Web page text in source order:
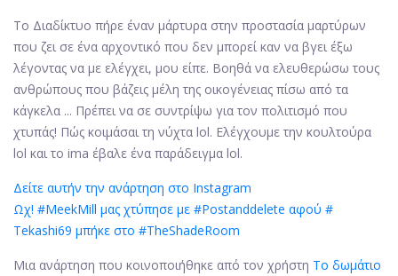
Το Διαδίκτυο πήρε έναν μάρτυρα στην προστασία μαρτύρων
που ζει σε ένα αρχοντικό που δεν μπορεί καν να βγει έξω
λέγοντας να με ελέγχει, μου είπε. Βοηθά να ελευθερώσω τους
ανθρώπους που βάζεις μέλη της οικογένειας πίσω από τα
κάγκελα ... Πρέπει να σε συντρίψω για τον πολιτισμό που
χτυπάς! Πώς κοιμάσαι τη νύχτα lol. Ελέγχουμε την κουλτούρα
lol και το ima έβαλε ένα παράδειγμα lol.
Δείτε αυτήν την ανάρτηση στο Instagram
Ωχ! #MeekMill μας χτύπησε με #Postanddelete αφού #
Tekashi69 μπήκε στο #TheShadeRoom
Μια ανάρτηση που κοινοποιήθηκε από τον χρήστη Το δωμάτιο